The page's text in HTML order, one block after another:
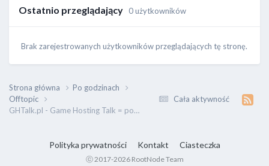
Ostatnio przeglądający 0 użytkowników
Brak zarejestrowanych użytkowników przeglądających tę stronę.
Cała aktywność
Strona główna
Po godzinach
Offtopic
GHTalk.pl - Game Hosting Talk = porozmawiajmy :)
Polityka prywatności Kontakt Ciasteczka
ⓒ 2017-2026 RootNode Team